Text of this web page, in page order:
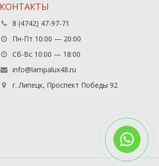
КОНТАКТЫ
8 (4742) 47-97-71
Пн-Пт 10:00 — 20:00
Сб-Вс 10:00 — 18:00
info@lampalux48.ru
г. Липецк, Проспект Победы 92